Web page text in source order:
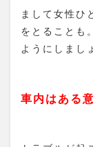
まして女性ひ
をとることも
ようにしまし
車内はある